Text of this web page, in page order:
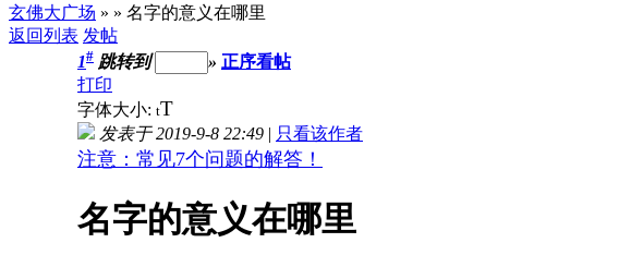
玄佛大广场 » » 名字的意义在哪里
返回列表 发帖
1# 跳转到 » 正序看帖
打印
字体大小: tT
发表于 2019-9-8 22:49 | 只看该作者
注意：常见7个问题的解答！
名字的意义在哪里